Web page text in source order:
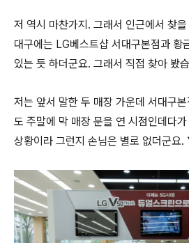
저 역시 마찬가지. 그래서 인근에서 찾
대구에는 LG베스트샵 서대구본점과 황
있는 듯 하더군요. 그래서 직접 찾아 봤
저는 앞서 말한 두 매장 가운데 서대구
도 주말에 막 매장 문을 연 시점인데다
상황이라 그런지 손님은 별로 없더군요